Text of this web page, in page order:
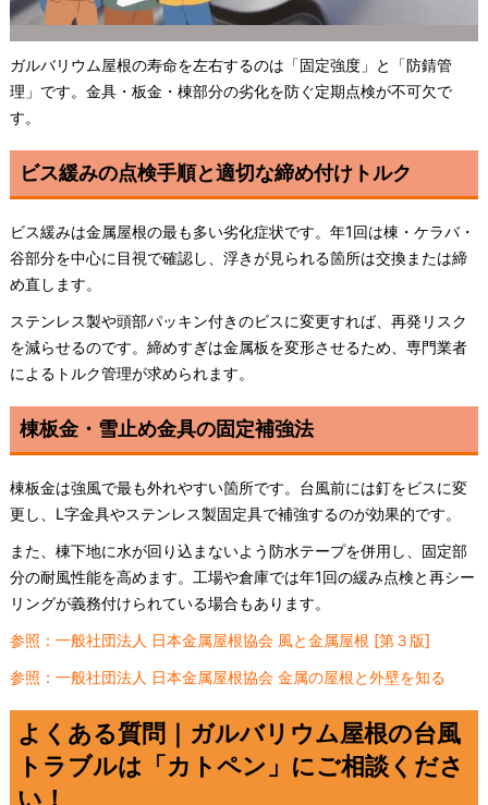
ガルバリウム屋根の寿命を左右するのは「固定強度」と「防錆管
理」です。金具・板金・棟部分の劣化を防ぐ定期点検が不可欠で
す。
ビス緩みの点検手順と適切な締め付けトルク
ビス緩みは金属屋根の最も多い劣化症状です。年1回は棟・ケラバ・
谷部分を中心に目視で確認し、浮きが見られる箇所は交換または締
め直します。
ステンレス製や頭部パッキン付きのビスに変更すれば、再発リスク
を減らせるのです。締めすぎは金属板を変形させるため、専門業者
によるトルク管理が求められます。
棟板金・雪止め金具の固定補強法
棟板金は強風で最も外れやすい箇所です。台風前には釘をビスに変
更し、L字金具やステンレス製固定具で補強するのが効果的です。
また、棟下地に水が回り込まないよう防水テープを併用し、固定部
分の耐風性能を高めます。工場や倉庫では年1回の緩み点検と再シー
リングが義務付けられている場合もあります。
参照：一般社団法人 日本金属屋根協会 風と金属屋根 [第３版]
参照：一般社団法人 日本金属屋根協会 金属の屋根と外壁を知る
よくある質問｜ガルバリウム屋根の台風
トラブルは「カトペン」にご相談くださ
い！